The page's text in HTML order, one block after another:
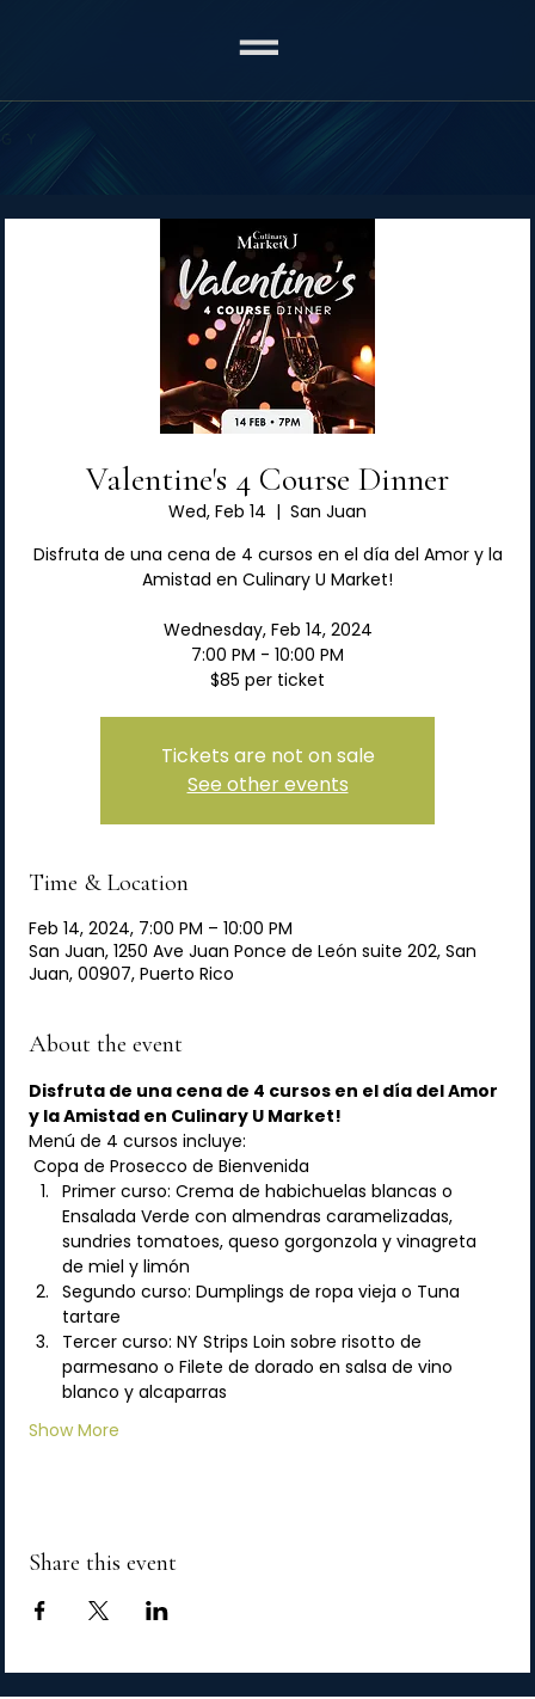
Valentine's 4 Course Dinner
Wed, Feb 14
  |
San Juan
Disfruta de una cena de 4 cursos en el día del Amor y la
Amistad en Culinary U Market!
Wednesday, Feb 14, 2024
7:00 PM - 10:00 PM
Tickets are not on sale
See other events
Time & Location
Feb 14, 2024, 7:00 PM – 10:00 PM
San Juan, 1250 Ave Juan Ponce de León suite 202, San
Juan, 00907, Puerto Rico
About the event
Disfruta de una cena de 4 cursos en el día del Amor
y la Amistad en Culinary U Market!
Menú de 4 cursos incluye:
Copa de Prosecco de Bienvenida
Primer curso: Crema de habichuelas blancas o
Ensalada Verde con almendras caramelizadas,
sundries tomatoes, queso gorgonzola y vinagreta
de miel y limón
Segundo curso: Dumplings de ropa vieja o Tuna
tartare
Tercer curso: NY Strips Loin sobre risotto de
parmesano o Filete de dorado en salsa de vino
blanco y alcaparras
Show More
Share this event